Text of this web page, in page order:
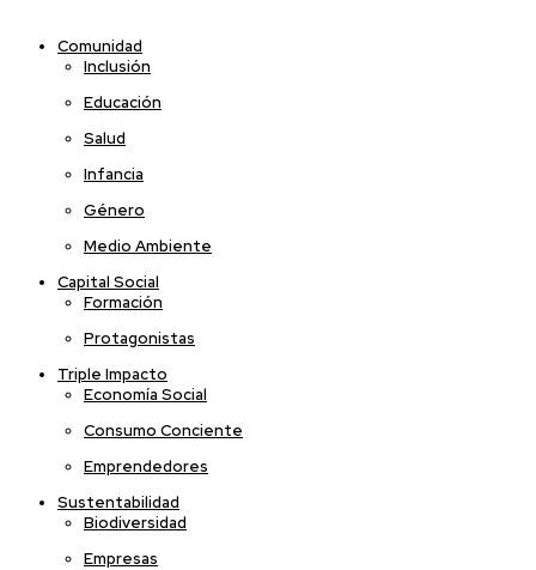
Comunidad
Inclusión
Educación
Salud
Infancia
Género
Medio Ambiente
Capital Social
Formación
Protagonistas
Triple Impacto
Economía Social
Consumo Conciente
Emprendedores
Sustentabilidad
Biodiversidad
Empresas